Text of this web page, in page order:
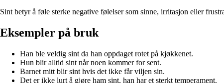
Sint betyr å føle sterke negative følelser som sinne, irritasjon eller
Eksempler på bruk
Han ble veldig sint da han oppdaget rotet på kjøkkenet.
Hun blir alltid sint når noen kommer for sent.
Barnet mitt blir sint hvis det ikke får viljen sin.
Det er ikke lurt å gjøre ham sint, han har et sterkt temperament.